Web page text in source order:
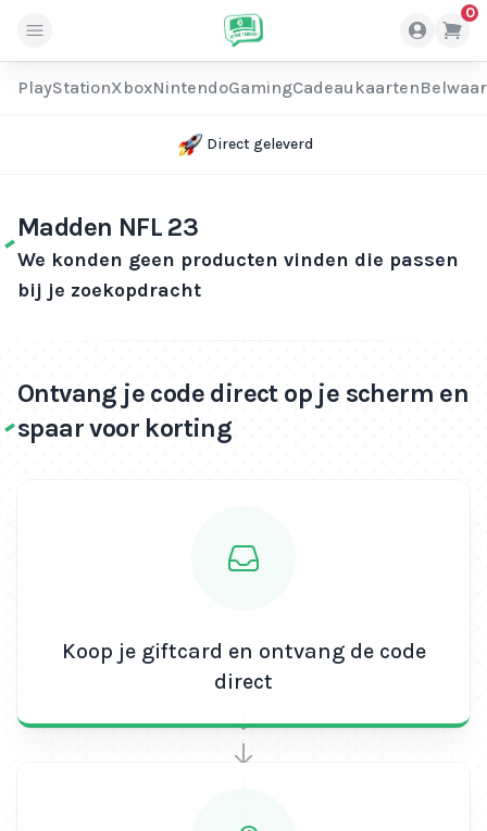
0
PlayStationXboxNintendoGamingCadeaukaarten
Direct geleverd
Madden NFL 23
We konden geen producten vinden die passen
bij je zoekopdracht
Ontvang je code direct op je scherm en
spaar voor korting
Koop je giftcard en ontvang de code
direct